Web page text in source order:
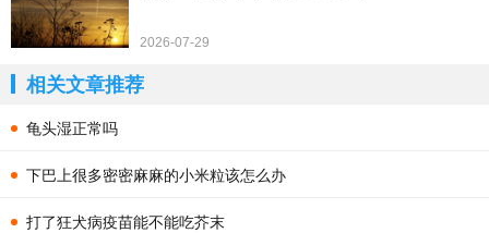
2026-07-29
相关文章推荐
龟头湿正常吗
下巴上很多密密麻麻的小米粒该怎么办
打了狂犬病疫苗能不能吃芥末